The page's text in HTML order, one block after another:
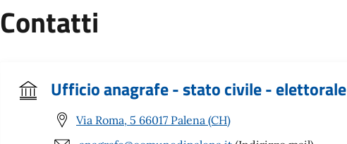
Contatti
Ufficio anagrafe - stato civile - elettorale
Via Roma, 5 66017 Palena (CH)